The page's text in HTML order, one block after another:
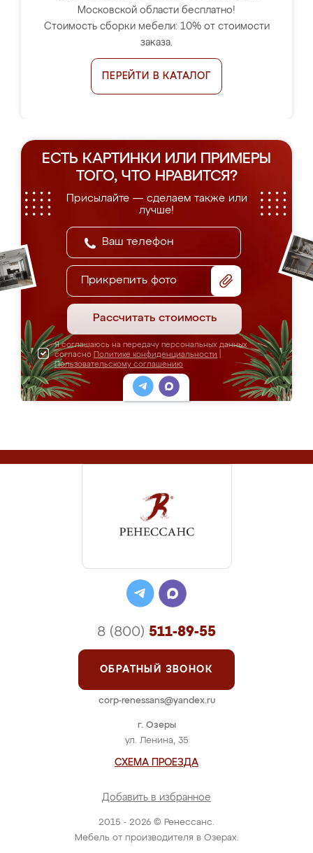
Московской области бесплатно!
Стоимость сборки мебели: 10% от стоимости
заказа.
ПЕРЕЙТИ В КАТАЛОГ
ЕСТЬ КАРТИНКИ ИЛИ ПРИМЕРЫ
ТОГО, ЧТО НРАВИТСЯ?
Присылайте — сделаем также или
лучше!
Прикрепить фото
Рассчитать стоимость
Я соглашаюсь на передачу персональных данных
согласно Политике конфиденциальности
Пользовательскому соглашению
2015 - 2026 © Ренессанс.
Мебель от производителя в Озерах.
г. Озеры
ул. Ленина, 35
СХЕМА ПРОЕЗДА
Добавить в избранное
8 (800) 511-89-55
ОБРАТНЫЙ ЗВОНОК
corp-renessans@yandex.ru